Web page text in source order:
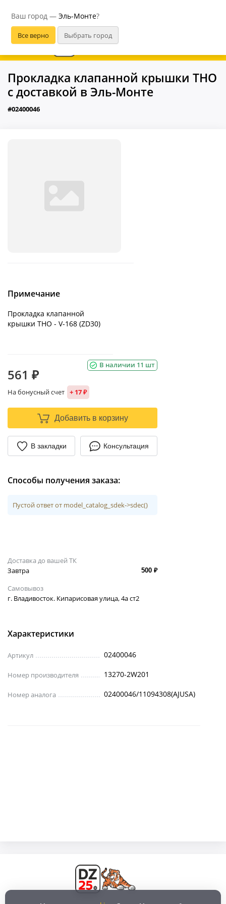
Ваш город — Эль-Монте?
В приложении удобнее
Прокладка клапанной крышки THO
с доставкой в Эль-Монте
#02400046
Примечание
Прокладка клапанной
крышки THO - V-168 (ZD30)
В наличии 11 шт
561 ₽
На бонусный счет + 17 ₽
Добавить в корзину
В закладки Консультация
Способы получения заказа:
Пустой ответ от model_catalog_sdek->sdec()
Доставка до вашей ТК
Завтра
500 ₽
Самовывоз
г. Владивосток. Кипарисовая улица, 4а ст2
Характеристики
Артикул 02400046
Номер производителя 13270-2W201
Номер аналога 02400046/11094308(AJUSA)